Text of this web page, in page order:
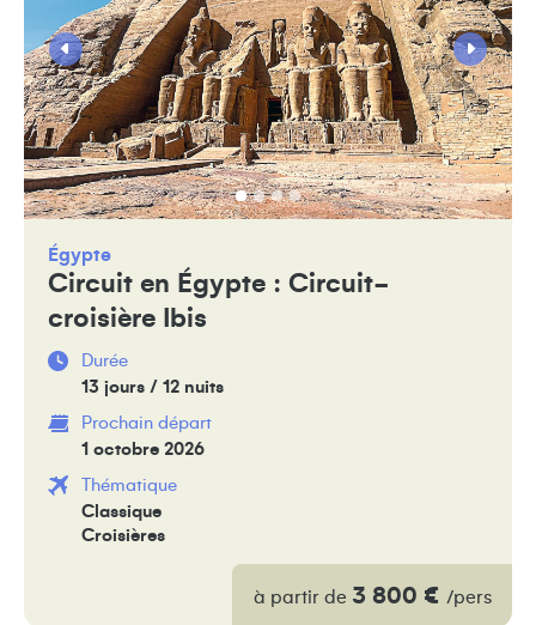
Égypte
Circuit en Égypte : Circuit-
croisière Ibis
Durée
13 jours / 12 nuits
Prochain départ
1 octobre 2026
Thématique
Classique
Croisières
à partir de 3 800 € /pers